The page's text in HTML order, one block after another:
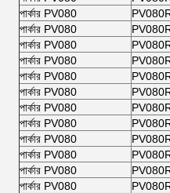
পার্কার PV080
পার্কার PV080
পার্কার PV080
পার্কার PV080
পার্কার PV080
পার্কার PV080
পার্কার PV080
পার্কার PV080
পার্কার PV080
পার্কার PV080
পার্কার PV080
পার্কার PV080